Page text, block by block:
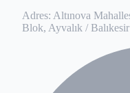
Adres: Altınova
Blok, Ayvalık / Balıkesir